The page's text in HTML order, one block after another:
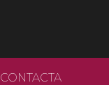
CONTACTA